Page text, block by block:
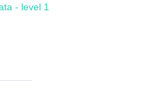
- level 1